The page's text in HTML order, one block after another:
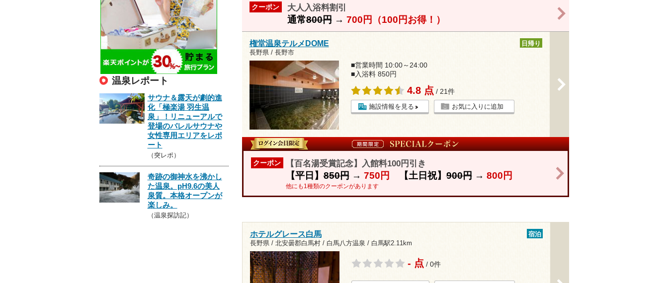
クーポン 大人入浴料割引
通常800円→ 700円（100円お得！）
権堂温泉テルメDOME
長野県 / 長野市
日帰り
■営業時間 10:00～24:00
■入浴料 850円
4.8 点 / 21件
施設情報を見る お気に入りに追加
クーポン 【百名湯受賞記念】入館料100円引き
【平日】850円→ 750円 【土日祝】900円→ 800円
他にも1種類のクーポンがあります
ホテルグレース白馬
長野県 / 北安曇郡白馬村 / 白馬八方温泉 / 白馬駅2.11km
宿泊
- 点 / 0件
温泉レポート
サウナ＆露天が劇的進
化「極楽湯 羽生温
泉」！リニューアルで
登場のバレルサウナや
女性専用エリアをレポ
ート
（突レポ）
奇跡の御神水を沸かし
た温泉。pH9.6の美人
泉質。本格オープンが
楽しみ。
（温泉探訪記）